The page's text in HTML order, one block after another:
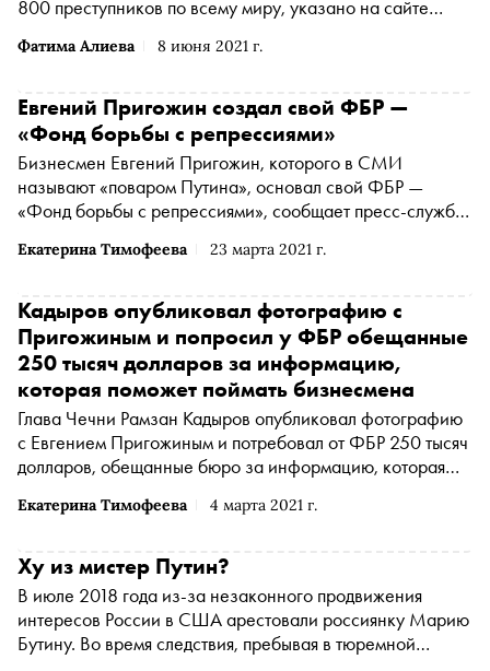
Фатима Алиева 8 июня 2021 г.
800 преступников по всему миру, указано на сайте
приложению по обмену зашифрованными сообщениями,
Екатерина Тимофеева 23 марта 2021 г.
Евгений Пригожин создал свой ФБР —
«Фонд борьбы с репрессиями»
Бизнесмен Евгений Пригожин, которого в СМИ
называют «поваром Путина», основал свой ФБР —
«Фонд борьбы с репрессиями», сообщает пресс-служба
Екатерина Тимофеева 4 марта 2021 г.
Кадыров опубликовал фотографию с
Пригожиным и попросил у ФБР обещанные
250 тысяч долларов за информацию,
которая поможет поймать бизнесмена
Глава Чечни Рамзан Кадыров опубликовал фотографию
с Евгением Пригожиным и потребовал от ФБР 250 тысяч
долларов, обещанные бюро за информацию, которая
Ху из мистер Путин?
В июле 2018 года из-за незаконного продвижения
интересов России в США арестовали россиянку Марию
Бутину. Во время следствия, пребывая в тюремной